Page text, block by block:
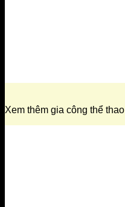
Xem thêm gia công thể thao